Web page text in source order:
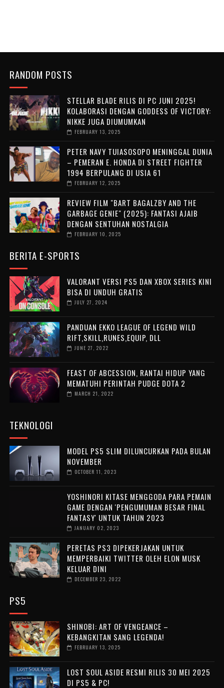
RANDOM POSTS
STELLAR BLADE RILIS DI PC JUNI 2025!
KOLABORASI DENGAN GODDESS OF VICTORY:
NIKKE JUGA DIUMUMKAN
FEBRUARY 13, 2025
PETER NAVY TUIASOSOPO MENINGGAL DUNIA
– PEMERAN E. HONDA DI STREET FIGHTER
1994 BERPULANG DI USIA 61
FEBRUARY 12, 2025
REVIEW FILM "BART BAGALZBY AND THE
GARBAGE GENIE" (2025): FANTASI AJAIB
DENGAN SENTUHAN NOSTALGIA
FEBRUARY 10, 2025
BERITA E-SPORTS
VALORANT VERSI PS5 DAN XBOX SERIES KINI
BISA DI UNDUH GRATIS
JULY 27, 2024
PANDUAN EKKO LEAGUE OF LEGEND WILD
RIFT,SKILL,RUNES,EQUIP, DLL
JUNE 27, 2022
FEAST OF ABCESSION, RANTAI HIDUP YANG
MEMATUHI PERINTAH PUDGE DOTA 2
MARCH 21, 2022
TEKNOLOGI
MODEL PS5 SLIM DILUNCURKAN PADA BULAN
NOVEMBER
OCTOBER 11, 2023
YOSHINORI KITASE MENGGODA PARA PEMAIN
GAME DENGAN 'PENGUMUMAN BESAR FINAL
FANTASY' UNTUK TAHUN 2023
JANUARY 02, 2023
PERETAS PS3 DIPEKERJAKAN UNTUK
MEMPERBAIKI TWITTER OLEH ELON MUSK
KELUAR DINI
DECEMBER 23, 2022
PS5
SHINOBI: ART OF VENGEANCE –
KEBANGKITAN SANG LEGENDA!
FEBRUARY 13, 2025
LOST SOUL ASIDE RESMI RILIS 30 MEI 2025
DI PS5 & PC!